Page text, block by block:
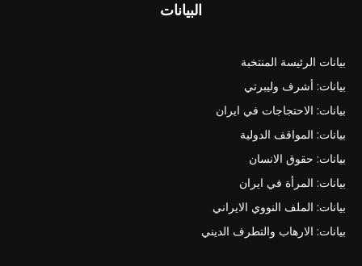
البيانات
بيانات الرئيسة المنتخبة
بيانات: أشرف وليبرتي
بيانات: الاحتجاجات في ايران
بيانات: المواقف الدولية
بيانات: حقوق الانسان
بيانات: المرأة في ايران
بيانات: الملف النووي الايراني
بيانات: الارهاب والتطرف الديني